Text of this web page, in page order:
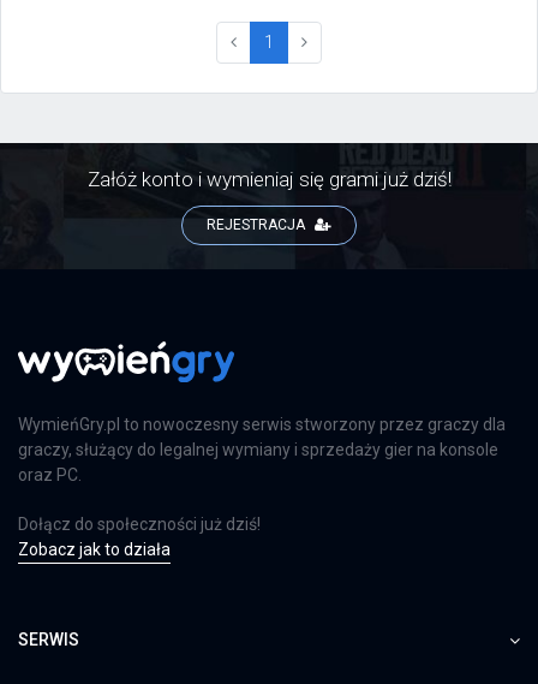
1 (current)
Załóż konto i wymieniaj się grami już dziś!
REJESTRACJA
WymieńGry.pl to nowoczesny serwis stworzony przez graczy dla
graczy, służący do legalnej wymiany i sprzedaży gier na konsole
oraz PC.
Dołącz do społeczności już dziś!
Zobacz jak to działa
SERWIS